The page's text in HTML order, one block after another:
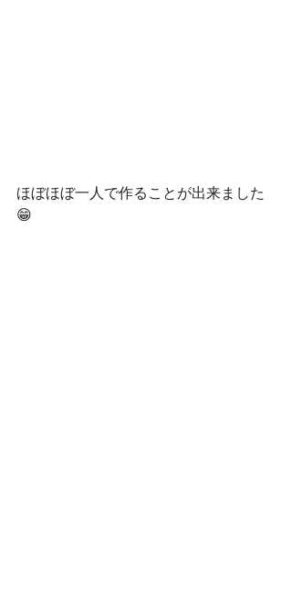
ほぼほぼ一人で作ることが出来ました
😁